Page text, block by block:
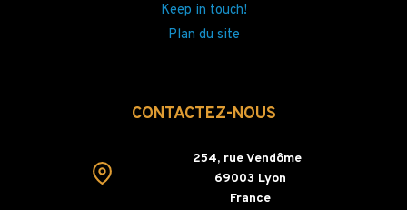
Keep in touch!
Plan du site
CONTACTEZ-NOUS
254, rue Vendôme
69003 Lyon
France